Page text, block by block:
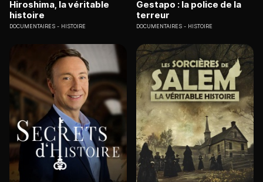
Hiroshima, la véritable
histoire
DOCUMENTAIRES HISTOIRE
Gestapo : la police de la
terreur
DOCUMENTAIRES HISTOIRE